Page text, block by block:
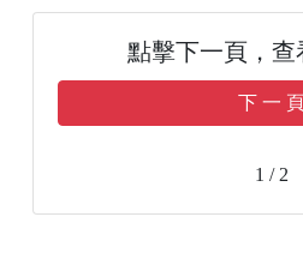
點擊下一頁，查
下 一
1 / 2